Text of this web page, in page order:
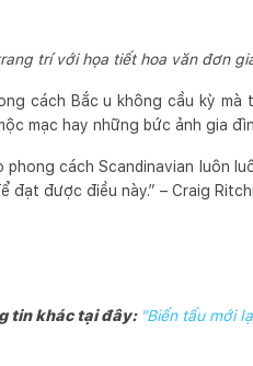
trí với họa tiết hoa văn đơn
cách Bắc u không cầu kỳ
mạc hay những bức ảnh gia
phong cách Scandinavian luôn
đạt được điều này.” – Craig
tin khác tại đây: "Biến tấu mới